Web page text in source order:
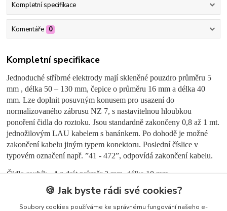
Kompletní specifikace
Komentáře 0
Kompletní specifikace
Jednoduché stříbrné elektrody mají skleněné pouzdro průměru 5
mm , délka 50 – 130 mm, čepice o průměru 16 mm a délka 40
mm. Lze doplnit posuvným konusem pro usazení do
normalizovaného zábrusu NZ 7, s nastavitelnou hloubkou
ponoření čidla do roztoku. Jsou standardně zakončeny 0,8 až 1 mt.
jednožilovým LAU kabelem s banánkem. Po dohodě je možné
zakončení kabelu jiným typem konektoru. Poslední číslice v
typovém označení např. ”41 - 472”, odpovídá zakončení kabelu.
Čidlo roubík - Ag drát průměr 2 mm, délka 10 mm.
🍪 Jak byste rádi své cookies?
Soubory cookies používáme ke správnému fungování našeho e-